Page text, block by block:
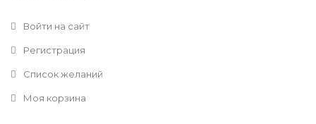
Войти на сайт
Регистрация
Список желаний
Моя корзина